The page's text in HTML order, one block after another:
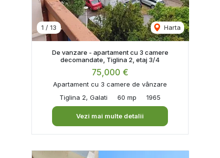
1 / 13 Harta
De vanzare - apartament cu 3 camere
decomandate, Tiglina 2, etaj 3/4
75,000 €
Apartament cu 3 camere de vânzare
Tiglina 2, Galati
60 mp 1965
Vezi mai multe detalii